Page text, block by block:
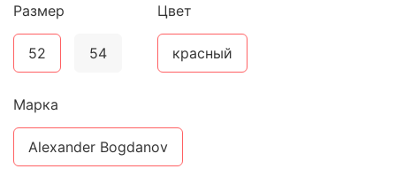
Размер
52 54
Цвет
красный
Марка
Alexander Bogdanov